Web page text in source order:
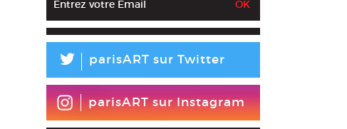
L parisART sur Twitter
parisART sur Instagram